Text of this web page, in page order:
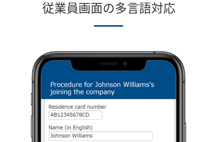
従業員画面の多言語対応